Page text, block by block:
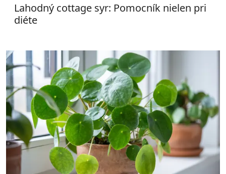
Lahodný cottage syr: Pomocník nielen pri
diéte